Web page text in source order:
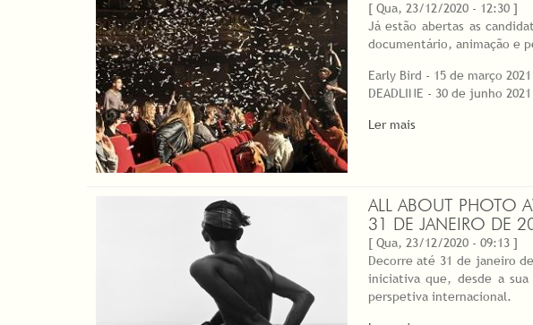
[ Qua, 23/12/2020 - 12:30 ]
Já estão abertas as
documentário, animação e
Early Bird - 15 de março 2021
DEADLINE - 30 de junho 2021
Ler mais
ALL ABOUT PHOTO
31 DE JANEIRO DE
[ Qua, 23/12/2020 - 09:13 ]
Decorre até 31 de janeiro
iniciativa que, desde a
perspetiva internacional.